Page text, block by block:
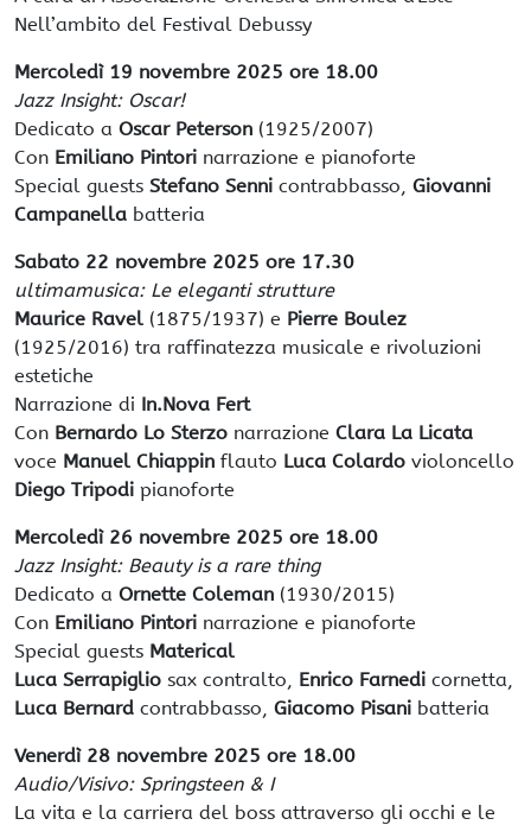
Nell’ambito del Festival Debussy
Mercoledì 19 novembre 2025 ore 18.00
Jazz Insight: Oscar!
Dedicato a Oscar Peterson (1925/2007)
Con Emiliano Pintori narrazione e pianoforte
Special guests Stefano Senni contrabbasso, Giovanni
Campanella batteria
Sabato 22 novembre 2025 ore 17.30
ultimamusica: Le eleganti strutture
Maurice Ravel (1875/1937) e Pierre Boulez
(1925/2016) tra raffinatezza musicale e rivoluzioni
estetiche
Narrazione di In.Nova Fert
Con Bernardo Lo Sterzo narrazione Clara La Licata
voce Manuel Chiappin flauto Luca Colardo violoncello
Diego Tripodi pianoforte
Mercoledì 26 novembre 2025 ore 18.00
Jazz Insight: Beauty is a rare thing
Dedicato a Ornette Coleman (1930/2015)
Con Emiliano Pintori narrazione e pianoforte
Special guests Materical
Luca Serrapiglio sax contralto, Enrico Farnedi cornetta,
Luca Bernard contrabbasso, Giacomo Pisani batteria
Venerdì 28 novembre 2025 ore 18.00
Audio/Visivo: Springsteen & I
La vita e la carriera del boss attraverso gli occhi e le